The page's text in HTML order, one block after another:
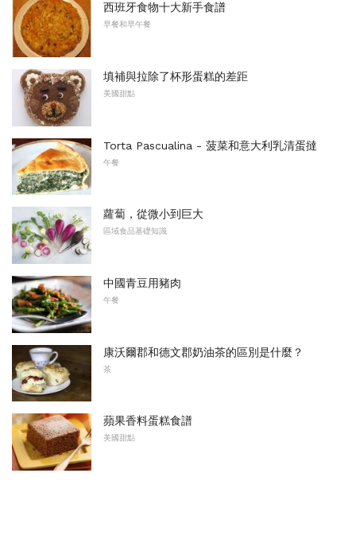
西班牙食物十大新手食譜
早餐和早午餐
填補與拉除了杯形蛋糕的差距
美國甜點
Torta Pascualina - 菠菜和意大利乳清蛋撻
午餐
蘿蔔，從微小到巨大
區域食品基礎知識
中國青豆用豬肉
午餐
康沃爾郡和德文郡奶油茶的區別是什麼？
茶
蘋果香料蛋糕食譜
美國甜點